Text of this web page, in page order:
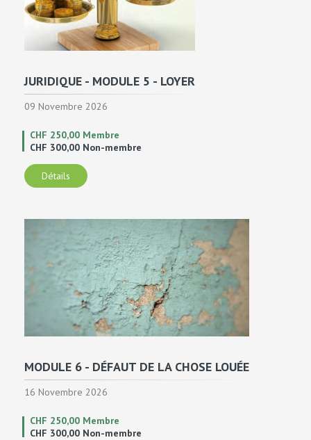
JURIDIQUE - MODULE 5 - LOYER
09 Novembre 2026
CHF 250,00 Membre
CHF 300,00 Non-membre
Détails
MODULE 6 - DÉFAUT DE LA CHOSE LOUÉE
16 Novembre 2026
CHF 250,00 Membre
CHF 300,00 Non-membre